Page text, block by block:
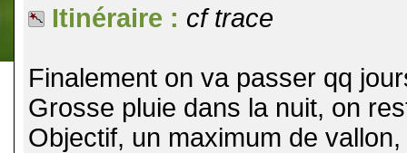
Itinéraire : cf trace
Finalement on va passer qq
Grosse pluie dans la nuit, on
Objectif, un maximum de